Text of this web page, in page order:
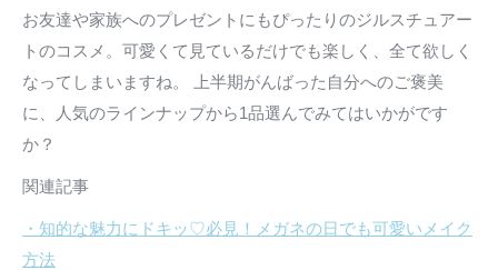
お友達や家族へのプレゼントにもぴったりのジルスチュアー
トのコスメ。可愛くて見ているだけでも楽しく、全て欲しく
なってしまいますね。 上半期がんばった自分へのご褒美
に、人気のラインナップから1品選んでみてはいかがです
か？
関連記事
・知的な魅力にドキッ♡必見！メガネの日でも可愛いメイク
方法